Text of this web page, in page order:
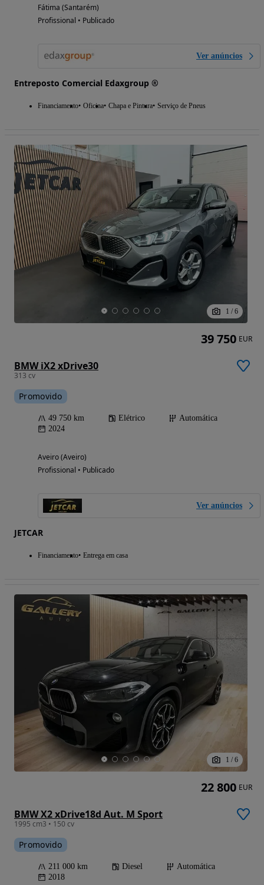
Fátima (Santarém)
Profissional • Publicado
Ver anúncios
Entreposto Comercial Edaxgroup ®
Financiamento Oficina Chapa e Pintura Serviço de Pneus
1 / 6
BMW iX2 xDrive30
313 cv
Promovido
49 750 km Elétrico
Automática
2024
Aveiro (Aveiro)
Profissional • Publicado
Ver anúncios
JETCAR
Financiamento Entrega em casa
39 750 EUR
1 / 6
BMW X2 xDrive18d Aut. M Sport
1995 cm3 • 150 cv
Promovido
211 000 km Diesel
Automática
2018
22 800 EUR